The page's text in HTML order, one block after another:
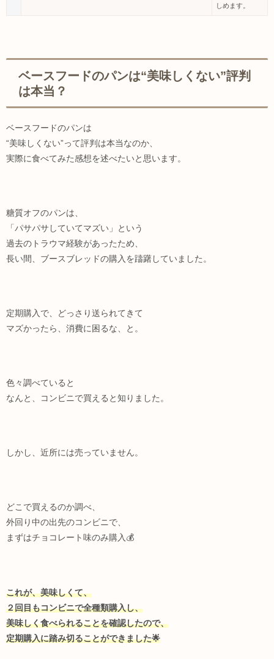
しめます。
ベースフードのパンは“美味しくない”評判
は本当？
ベースフードのパンは
“美味しくない”って評判は本当なのか、
実際に食べてみた感想を述べたいと思います。
糖質オフのパンは、
「パサパサしていてマズい」という
過去のトラウマ経験があったため、
長い間、ブースブレッドの購入を躊躇していました。
定期購入で、どっさり送られてきて
マズかったら、消費に困るな、と。
色々調べていると
なんと、コンビニで買えると知りました。
しかし、近所には売っていません。
どこで買えるのか調べ、
外回り中の出先のコンビニで、
まずはチョコレート味のみ購入💰
これが、美味しくて、
２回目もコンビニで全種類購入し、
美味しく食べられることを確認したので、
定期購入に踏み切ることができました🌟